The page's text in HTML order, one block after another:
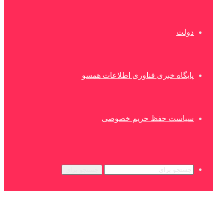
دولت
پایگاه خبری فناوری اطلاعات همسو
سیاست حفظ حریم خصوصی